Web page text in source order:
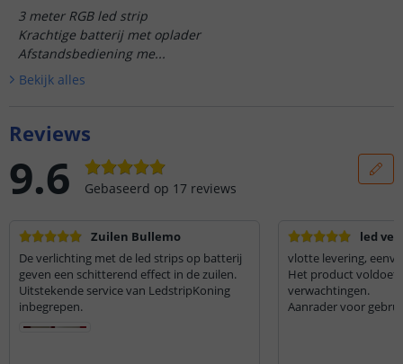
3 meter RGB led strip
Krachtige batterij met oplader
Afstandsbediening me...
Bekijk alles
Reviews
9.6 Gebaseerd op 17 reviews
Zuilen Bullemo
De verlichting met de led strips op batterij
geven een schitterend effect in de zuilen.
Uitstekende service van LedstripKoning
inbegrepen.
led
vlotte levering,
Het product voldoet
verwachtingen.
Aanrader voor